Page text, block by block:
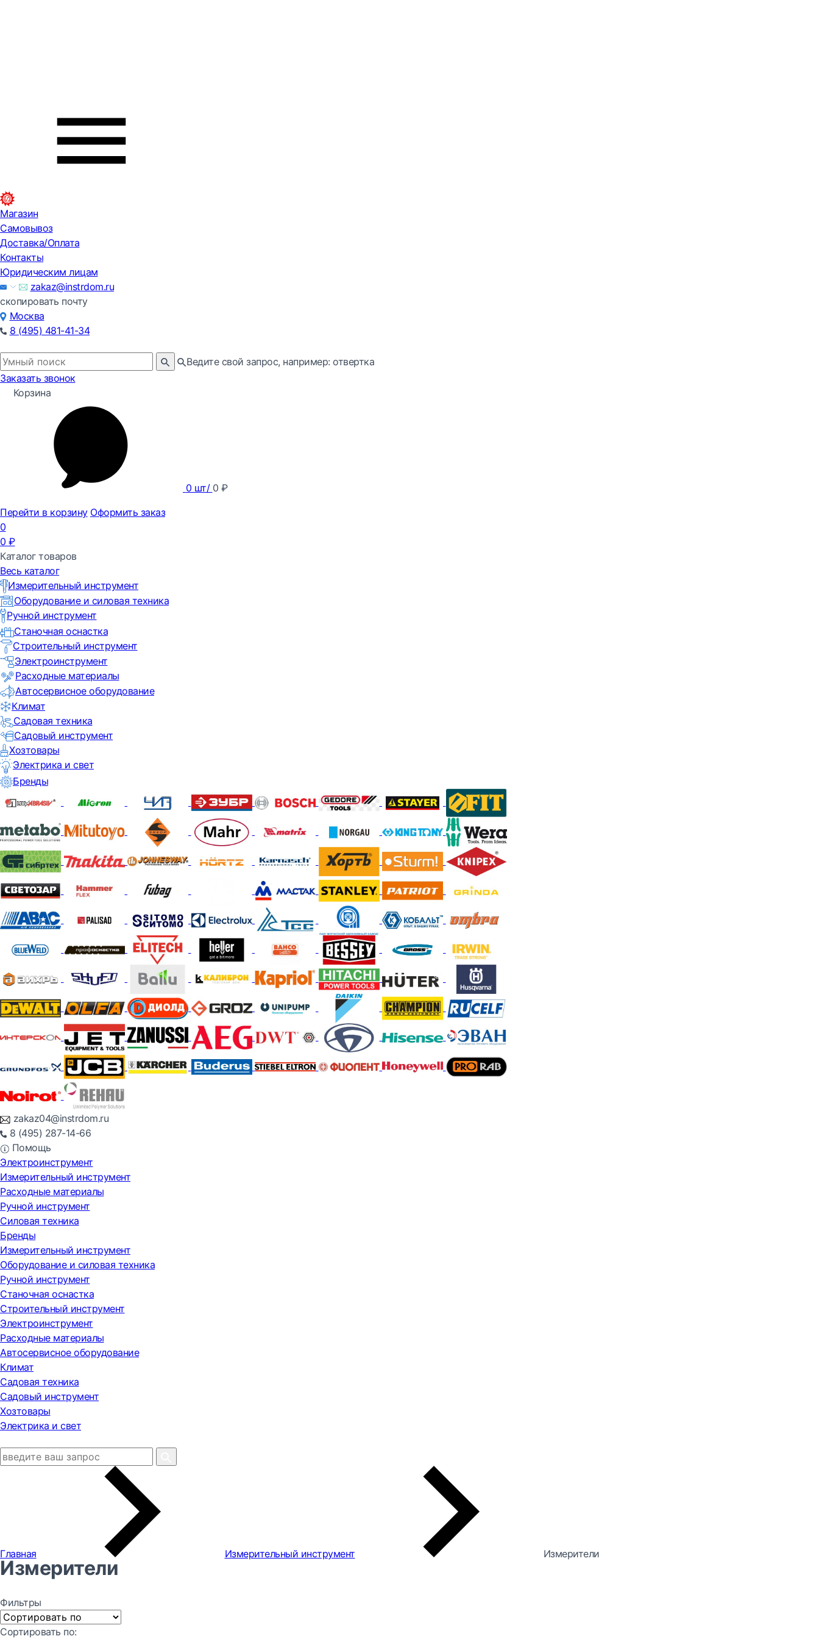
Магазин
Самовывоз
Доставка/Оплата
Контакты
Юридическим лицам
zakaz@instrdom.ru
скопировать почту
Москва
8 (495) 481-41-34
Ведите свой запрос, например: отвертка
Заказать звонок
Корзина
0 шт/ 0 ₽
Перейти в корзину Оформить заказ
0
0 ₽
Каталог товаров
Весь каталог
Измерительный инструмент
Оборудование и силовая техника
Ручной инструмент
Станочная оснастка
Строительный инструмент
Электроинструмент
Расходные материалы
Автосервисное оборудование
Климат
Садовая техника
Садовый инструмент
Хозтовары
Электрика и свет
Бренды
zakaz04@instrdom.ru
8 (495) 287-14-66
Помощь
Электроинструмент
Измерительный инструмент
Расходные материалы
Ручной инструмент
Силовая техника
Бренды
Измерительный инструмент
Оборудование и силовая техника
Ручной инструмент
Станочная оснастка
Строительный инструмент
Электроинструмент
Расходные материалы
Автосервисное оборудование
Климат
Садовая техника
Садовый инструмент
Хозтовары
Электрика и свет
Главная Измерительный инструмент Измерители
Измерители
Фильтры
Сортировать по: